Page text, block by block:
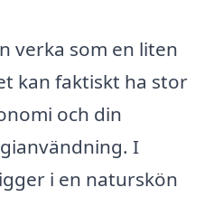
verka som en liten
kan faktiskt ha stor
och din
I
i en naturskön